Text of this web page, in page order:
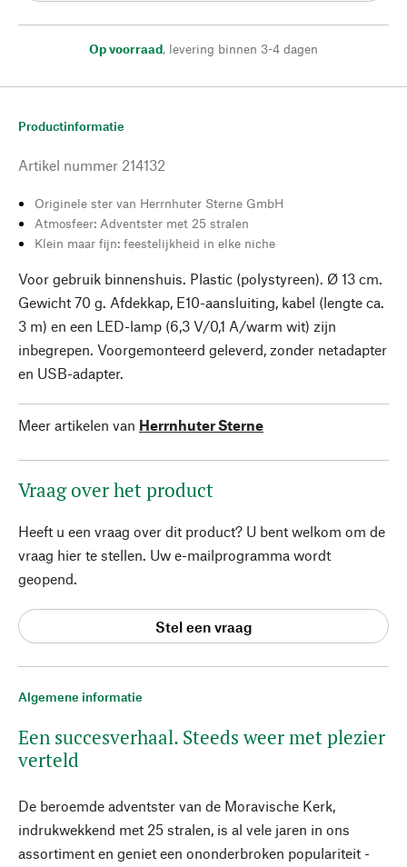
Op voorraad, levering binnen 3-4 dagen
Algemene informatie
Een succesverhaal. Steeds weer met plezier
verteld
De beroemde adventster van de Moravische Kerk,
indrukwekkend met 25 stralen, is al vele jaren in ons
assortiment en geniet een ononderbroken populariteit -
Productinformatie
Artikel nummer 214132
Originele ster van Herrnhuter Sterne GmbH
Atmosfeer: Adventster met 25 stralen
Klein maar fijn: feestelijkheid in elke niche
Voor gebruik binnenshuis. Plastic (polystyreen). Ø 13 cm.
Gewicht 70 g. Afdekkap, E10-aansluiting, kabel (lengte ca.
3 m) en een LED-lamp (6,3 V/0,1 A/warm wit) zijn
inbegrepen. Voorgemonteerd geleverd, zonder netadapter
en USB-adapter.
Meer artikelen van Herrnhuter Sterne
Vraag over het product
Heeft u een vraag over dit product? U bent welkom om de
vraag hier te stellen. Uw e-mailprogramma wordt
geopend.
Stel een vraag